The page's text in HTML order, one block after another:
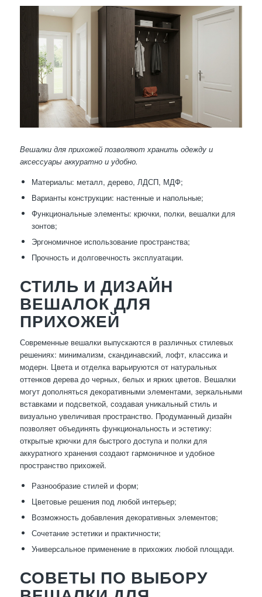
Вешалки для прихожей позволяют хранить одежду и
аксессуары аккуратно и удобно.
Материалы: металл, дерево, ЛДСП, МДФ;
Варианты конструкции: настенные и напольные;
Функциональные элементы: крючки, полки, вешалки для
зонтов;
Эргономичное использование пространства;
Прочность и долговечность эксплуатации.
СТИЛЬ И ДИЗАЙН
ВЕШАЛОК ДЛЯ
ПРИХОЖЕЙ
Современные вешалки выпускаются в различных стилевых
решениях: минимализм, скандинавский, лофт, классика и
модерн. Цвета и отделка варьируются от натуральных
оттенков дерева до черных, белых и ярких цветов. Вешалки
могут дополняться декоративными элементами, зеркальными
вставками и подсветкой, создавая уникальный стиль и
визуально увеличивая пространство. Продуманный дизайн
позволяет объединять функциональность и эстетику:
открытые крючки для быстрого доступа и полки для
аккуратного хранения создают гармоничное и удобное
пространство прихожей.
Разнообразие стилей и форм;
Цветовые решения под любой интерьер;
Возможность добавления декоративных элементов;
Сочетание эстетики и практичности;
Универсальное применение в прихожих любой площади.
СОВЕТЫ ПО ВЫБОРУ